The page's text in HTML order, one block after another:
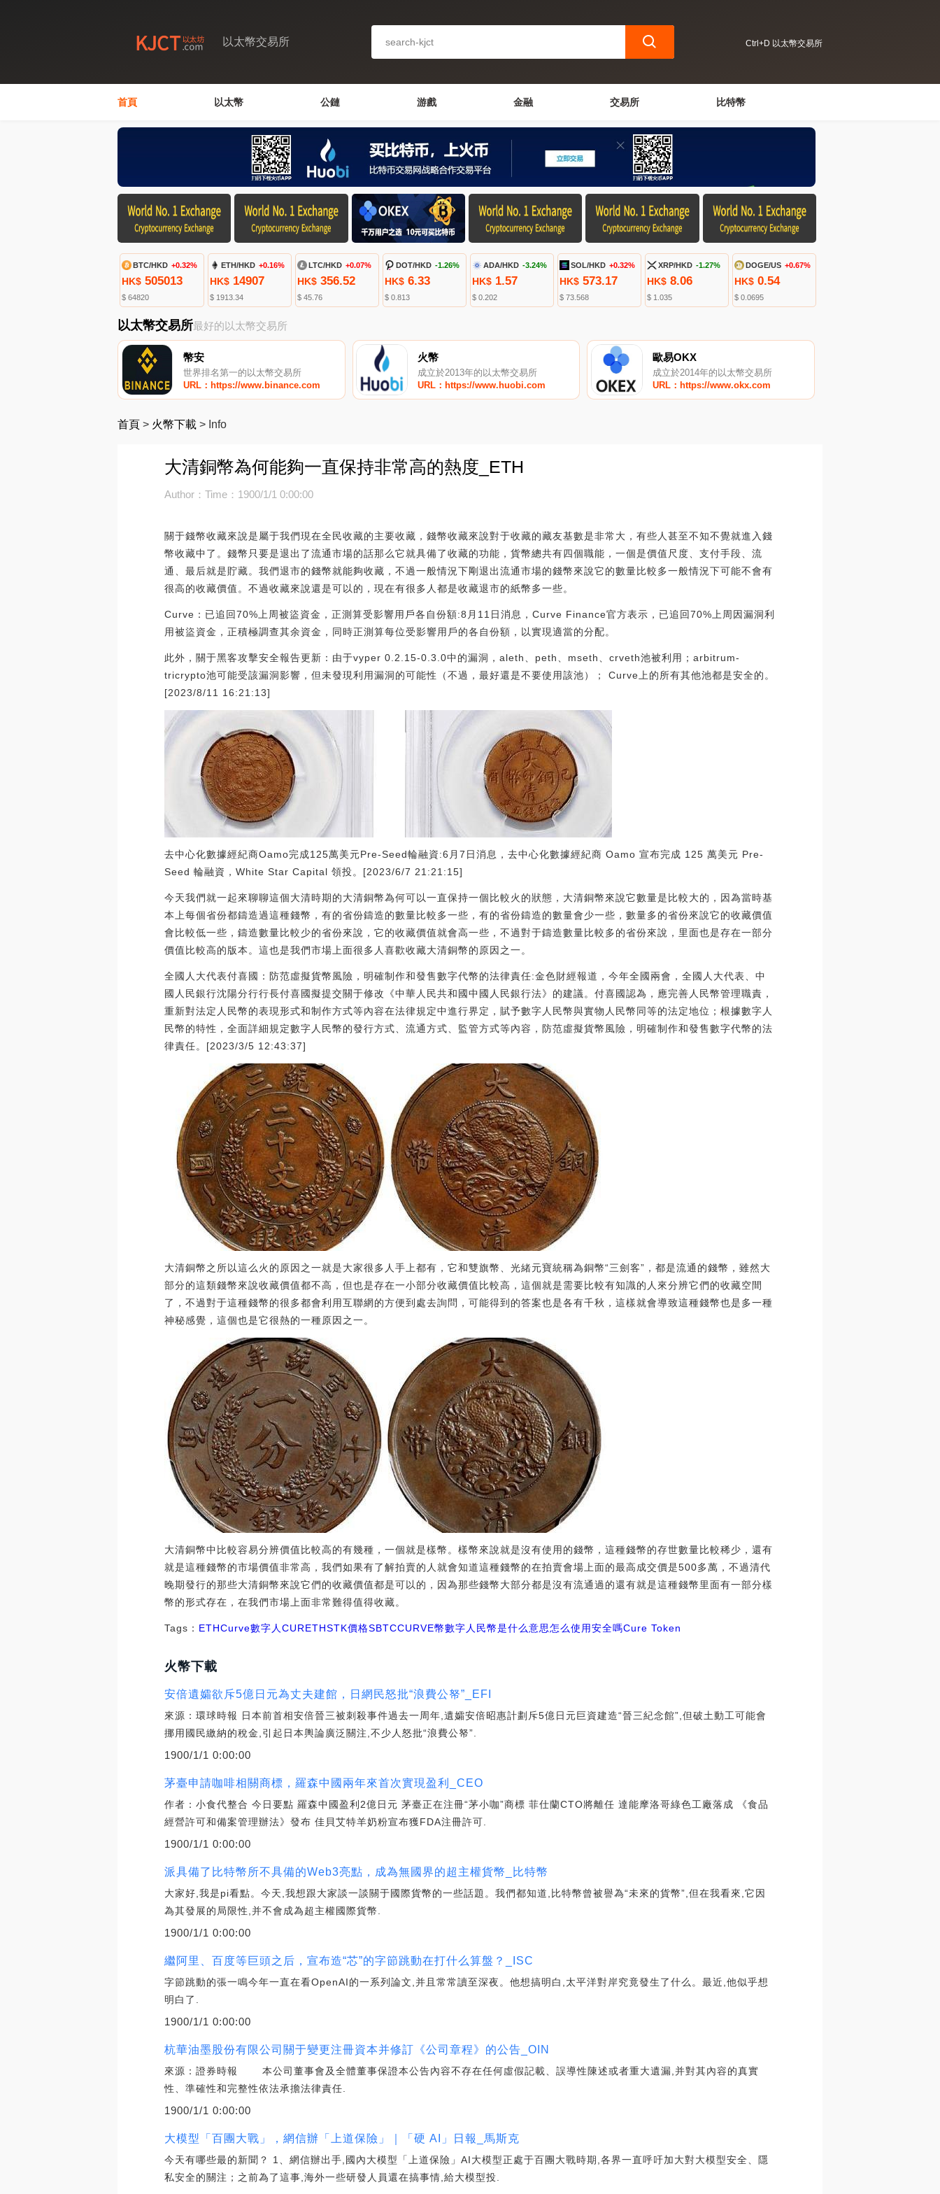
以太幣交易所 Ctrl+D 以太幣交易所
首頁 以太幣 公鏈 游戲 金融 交易所 比特幣
BTC/HKD +0.32%
HK$ 505013
$ 64820
ETH/HKD +0.16%
HK$14907
$ 1913.34
LTC/HKD +0.07%
HK$356.52
$ 45.76
DOT/HKD -1.26%
HK$6.33
$ 0.813
ADA/HKD -3.24%
HK$1.57
$ 0.202
SOL/HKD +0.32%
HK$ 573.17
$ 73.568
XRP/HKD -1.27%
HK$ 8.06
$ 1.035
DOGE/US +0.67%
HK$ 0.54
$ 0.0695
以太幣交易所最好的以太幣交易所
幣安
世界排名第一的以太幣交易所
URL：https://www.binance.com
火幣
成立於2013年的以太幣交易所
URL：https://www.huobi.com
歐易OKX
成立於2014年的以太幣交易所
URL：https://www.okx.com
首頁 > 火幣下載 > Info
大清銅幣為何能夠一直保持非常高的熱度_ETH
Author：Time：1900/1/1 0:00:00
關于錢幣收藏來說是屬于我們現在全民收藏的主要收藏，錢幣收藏來說對于收藏的藏友基數是非常大，有些人甚至不知不覺就進入錢
幣收藏中了。錢幣只要是退出了流通市場的話那么它就具備了收藏的功能，貨幣總共有四個職能，一個是價值尺度、支付手段、流
通、最后就是貯藏。我們退市的錢幣就能夠收藏，不過一般情況下剛退出流通市場的錢幣來說它的數量比較多一般情況下可能不會有
很高的收藏價值。不過收藏來說還是可以的，現在有很多人都是收藏退市的紙幣多一些。
Curve：已追回70%上周被盜資金，正測算受影響用戶各自份額:8月11日消息，Curve Finance官方表示，已追回70%上周因漏洞利
用被盜資金，正積極調查其余資金，同時正測算每位受影響用戶的各自份額，以實現適當的分配。
此外，關于黑客攻擊安全報告更新：由于vyper 0.2.15-0.3.0中的漏洞，aleth、peth、mseth、crveth池被利用；arbitrum-
tricrypto池可能受該漏洞影響，但未發現利用漏洞的可能性（不過，最好還是不要使用該池）； Curve上的所有其他池都是安全的。
[2023/8/11 16:21:13]
去中心化數據經紀商Oamo完成125萬美元Pre-Seed輪融資:6月7日消息，去中心化數據經紀商 Oamo 宣布完成 125 萬美元 Pre-
Seed 輪融資，White Star Capital 領投。[2023/6/7 21:21:15]
今天我們就一起來聊聊這個大清時期的大清銅幣為何可以一直保持一個比較火的狀態，大清銅幣來說它數量是比較大的，因為當時基
本上每個省份都鑄造過這種錢幣，有的省份鑄造的數量比較多一些，有的省份鑄造的數量會少一些，數量多的省份來說它的收藏價值
會比較低一些，鑄造數量比較少的省份來說，它的收藏價值就會高一些，不過對于鑄造數量比較多的省份來說，里面也是存在一部分
價值比較高的版本。這也是我們市場上面很多人喜歡收藏大清銅幣的原因之一。
全國人大代表付喜國：防范虛擬貨幣風險，明確制作和發售數字代幣的法律責任:金色財經報道，今年全國兩會，全國人大代表、中
國人民銀行沈陽分行行長付喜國擬提交關于修改《中華人民共和國中國人民銀行法》的建議。付喜國認為，應完善人民幣管理職責，
重新對法定人民幣的表現形式和制作方式等內容在法律規定中進行界定，賦予數字人民幣與實物人民幣同等的法定地位；根據數字人
民幣的特性，全面詳細規定數字人民幣的發行方式、流通方式、監管方式等內容，防范虛擬貨幣風險，明確制作和發售數字代幣的法
律責任。[2023/3/5 12:43:37]
大清銅幣之所以這么火的原因之一就是大家很多人手上都有，它和雙旗幣、光緒元寶統稱為銅幣“三劍客”，都是流通的錢幣，雖然大
部分的這類錢幣來說收藏價值都不高，但也是存在一小部分收藏價值比較高，這個就是需要比較有知識的人來分辨它們的收藏空間
了，不過對于這種錢幣的很多都會利用互聯網的方便到處去詢問，可能得到的答案也是各有千秋，這樣就會導致這種錢幣也是多一種
神秘感覺，這個也是它很熱的一種原因之一。
大清銅幣中比較容易分辨價值比較高的有幾種，一個就是樣幣。樣幣來說就是沒有使用的錢幣，這種錢幣的存世數量比較稀少，還有
就是這種錢幣的市場價值非常高，我們如果有了解拍賣的人就會知道這種錢幣的在拍賣會場上面的最高成交價是500多萬，不過清代
晚期發行的那些大清銅幣來說它們的收藏價值都是可以的，因為那些錢幣大部分都是沒有流通過的還有就是這種錢幣里面有一部分樣
幣的形式存在，在我們市場上面非常難得值得收藏。
Tags： ETHCurve數字人CURETHSTK價格SBTCCURVE幣數字人民幣是什么意思怎么使用安全嗎Cure Token
火幣下載
安倍遺孀欲斥5億日元為丈夫建館，日網民怒批“浪費公帑”_EFI
來源：環球時報 日本前首相安倍晉三被刺殺事件過去一周年,遺孀安倍昭惠計劃斥5億日元巨資建造“晉三紀念館”,但破土動工可能會
挪用國民繳納的稅金,引起日本輿論廣泛關注,不少人怒批“浪費公帑”.
1900/1/1 0:00:00
茅臺申請咖啡相關商標，羅森中國兩年來首次實現盈利_CEO
作者：小食代整合 今日要點 羅森中國盈利2億日元 茅臺正在注冊“茅小咖”商標 菲仕蘭CTO將離任 達能摩洛哥綠色工廠落成 《食品
經營許可和備案管理辦法》發布 佳貝艾特羊奶粉宣布獲FDA注冊許可.
1900/1/1 0:00:00
派具備了比特幣所不具備的Web3亮點，成為無國界的超主權貨幣_比特幣
大家好,我是pi看點。今天,我想跟大家談一談關于國際貨幣的一些話題。我們都知道,比特幣曾被譽為“未來的貨幣”,但在我看來,它因
為其發展的局限性,并不會成為超主權國際貨幣.
1900/1/1 0:00:00
繼阿里、百度等巨頭之后，宣布造“芯”的字節跳動在打什么算盤？_ISC
字節跳動的張一鳴今年一直在看OpenAI的一系列論文,并且常常讀至深夜。他想搞明白,太平洋對岸究竟發生了什么。最近,他似乎想
明白了.
1900/1/1 0:00:00
杭華油墨股份有限公司關于變更注冊資本并修訂《公司章程》的公告_OIN
來源：證券時報 本公司董事會及全體董事保證本公告內容不存在任何虛假記載、誤導性陳述或者重大遺漏,并對其內容的真實
性、準確性和完整性依法承擔法律責任.
1900/1/1 0:00:00
大模型「百團大戰」，網信辦「上道保險」｜「硬 AI」日報_馬斯克
今天有哪些最的新聞？ 1、網信辦出手,國內大模型「上道保險」AI大模型正處于百團大戰時期,各界一直呼吁加大對大模型安全、隱
私安全的關注；之前為了這事,海外一些研發人員還在搞事情,給大模型投.